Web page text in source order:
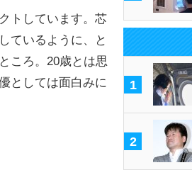
トしています。芯
ているように、と
ころ。20歳とは思
としては面白みに
1
2